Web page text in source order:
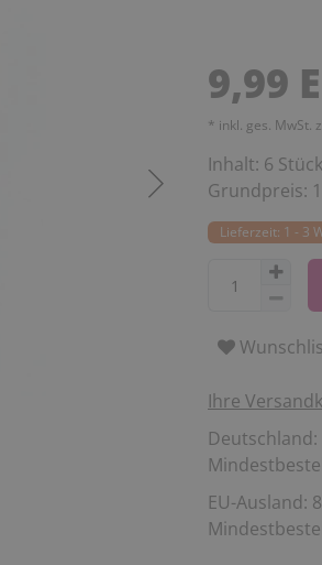
9,99
* inkl. ges. MwSt.
Inhalt: 6 Stück
Grundpreis:
Lieferzeit: 1 - 3
Ihre
Deutschland:
EU-Ausland: